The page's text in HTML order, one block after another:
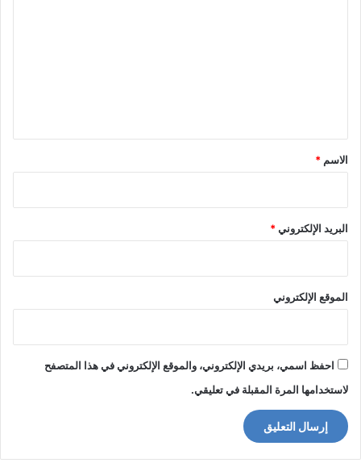
*
الاسم *
البريد الإلكتروني*
الموقع الإلكتروني
احفظ اسمي، بريدي الإلكتروني، والموقع الإلكتروني في هذا المتصفح
لاستخدامها المرة المقبلة في تعليقي.